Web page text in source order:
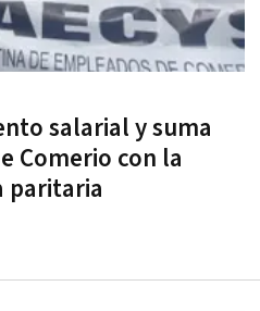
salarial y suma
Comerio con la
paritaria